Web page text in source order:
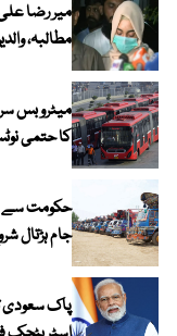
میر رضا
مطالبہ،
کا حتمی
حکومت سے
جام ہڑتال
پاک سعودی